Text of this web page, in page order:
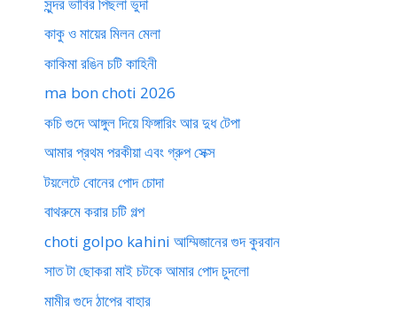
কাকু ও মায়ের মিলন মেলা
কাকিমা রঙিন চটি কাহিনী
ma bon choti 2026
কচি গুদে আঙ্গুল দিয়ে ফিঙ্গারিং আর দুধ টেপা
আমার প্রথম পরকীয়া এবং গ্রুপ সেক্স
টয়লেটে বোনের পোদ চোদা
বাথরুমে করার চটি গল্প
choti golpo kahini আম্মিজানের গুদ কুরবান
সাত টা ছোকরা মাই চটকে আমার পোদ চুদলো
মামীর গুদে ঠাপের বাহার